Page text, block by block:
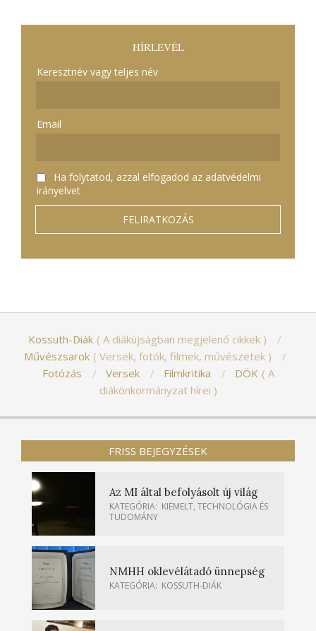
HÍRLEVÉL
Keresztnév vagy teljes név
Email
Ha folytatod, azzal elfogadod az adatvédelmi
irányelvet
Kossuth-Diák
A diákújságban megjelenő cikkek
Művészsarok
Versek, fotók, filmek, művészetek
Fotózás
Versek Filmkritika DÖK
A
diákönkormányzat hírei
FRISS BEJEGYZÉSEK
Az MI által befolyásolt új világ
KATEGÓRIA: KIEMELT, TECHNOLÓGIA ÉS
TUDOMÁNY
NMHH oklevélátadó ünnepség
KATEGÓRIA: KOSSUTH-DIÁK